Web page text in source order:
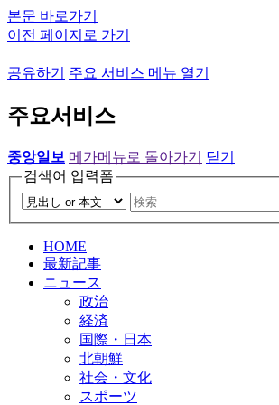
본문 바로가기
이전 페이지로 가기
공유하기 주요 서비스 메뉴 열기
주요서비스
중앙일보 메가메뉴로 돌아가기
닫기
검색어 입력폼
HOME
最新記事
ニュース
政治
経済
国際・日本
北朝鮮
社会・文化
スポーツ